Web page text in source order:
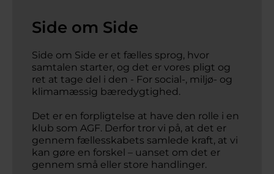
Side om Side
Side om Side er et fælles sprog, hvor
samtalen starter, og det er vores pligt og
ret at tage del i den - For social-, miljø- og
klimamæssig bæredygtighed.
Det er en forpligtelse at have den rolle i en
klub som AGF. Derfor tror vi på, at det er
gennem fællesskabets samlede kraft, at vi
kan gøre en forskel – uanset om det er
gennem små eller store handlinger.